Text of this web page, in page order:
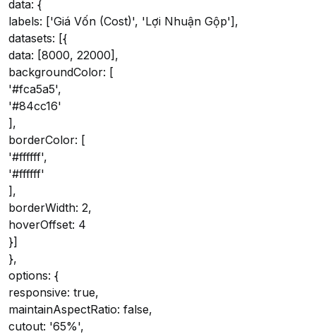
data: {
labels: ['Giá Vốn (Cost)', 'Lợi Nhuận Gộp'],
datasets: [{
data: [8000, 22000],
backgroundColor: [
'#fca5a5',
'#84cc16'
],
borderColor: [
'#ffffff',
'#ffffff'
],
borderWidth: 2,
hoverOffset: 4
}]
},
options: {
responsive: true,
maintainAspectRatio: false,
cutout: '65%',